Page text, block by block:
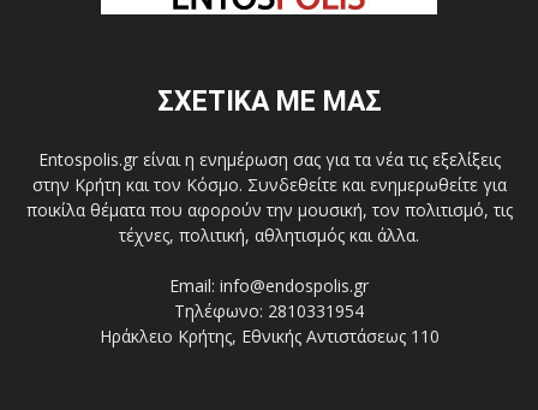
ΣΧΕΤΙΚΑ ΜΕ ΜΑΣ
Entospolis.gr είναι η ενημέρωση σας για τα νέα τις εξελίξεις
στην Κρήτη και τον Κόσμο. Συνδεθείτε και ενημερωθείτε για
ποικίλα θέματα που αφορούν την μουσική, τον πολιτισμό, τις
τέχνες, πολιτική, αθλητισμός και άλλα.
Email: info@endospolis.gr
Τηλέφωνο: 2810331954
Ηράκλειο Κρήτης, Εθνικής Αντιστάσεως 110